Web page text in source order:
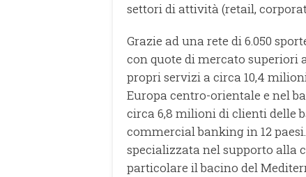
settori di attività (retail,
Grazie ad una rete di 6.050
con quote di mercato superiori
propri servizi a circa 10,4
Europa centro-orientale e nel
circa 6,8 milioni di clienti delle
commercial banking in 12
specializzata nel supporto alla
particolare il bacino del